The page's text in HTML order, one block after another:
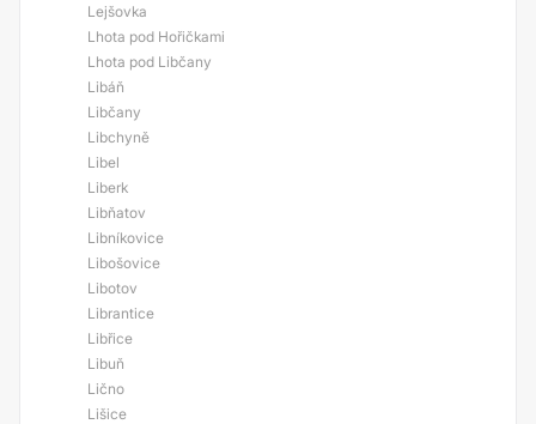
Lejšovka
Lhota pod Hořičkami
Lhota pod Libčany
Libáň
Libčany
Libchyně
Libel
Liberk
Libňatov
Libníkovice
Libošovice
Libotov
Librantice
Libřice
Libuň
Lično
Lišice